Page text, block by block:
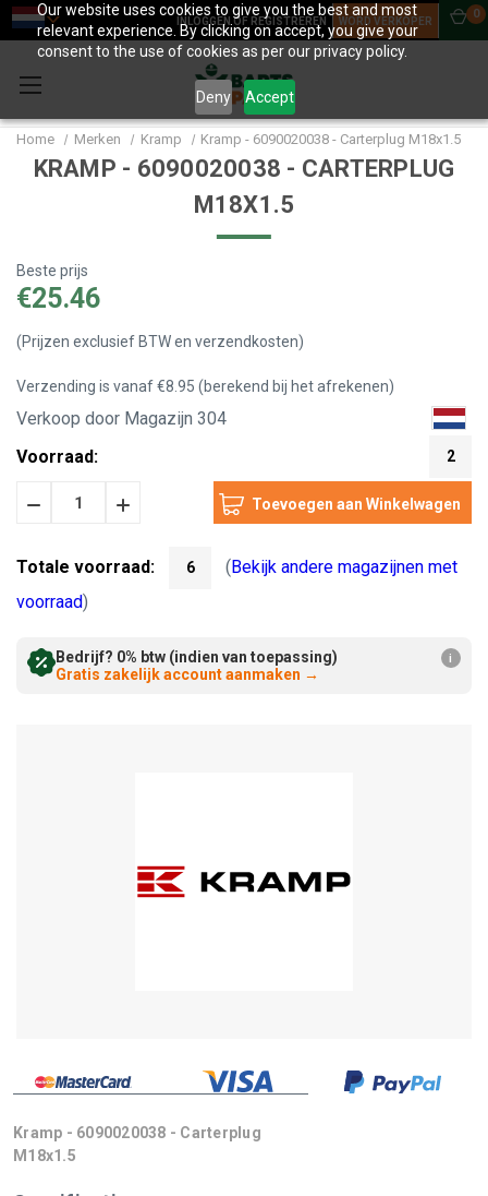
Our website uses cookies to give you the best and most
relevant experience. By clicking on accept, you give your
consent to the use of cookies as per our privacy policy.
Deny Accept
INLOGGEN OF REGISTREREN WORD VERKOPER
0
Home Merken Kramp Kramp - 6090020038 - Carterplug M18x1.5
KRAMP - 6090020038 - CARTERPLUG
M18X1.5
Beste prijs
€25.46
(Prijzen exclusief BTW en verzendkosten)
Verzending is vanaf €8.95 (berekend bij het afrekenen)
Verkoop door Magazijn 304
Voorraad:
2
HoeveelheidHoeveelheid
Totale voorraad: 6 ( Bekijk andere magazijnen met
voorraad)
Bedrijf? 0% btw (indien van toepassing)
Gratis zakelijk account aanmaken →
i
Kramp - 6090020038 - Carterplug
M18x1.5